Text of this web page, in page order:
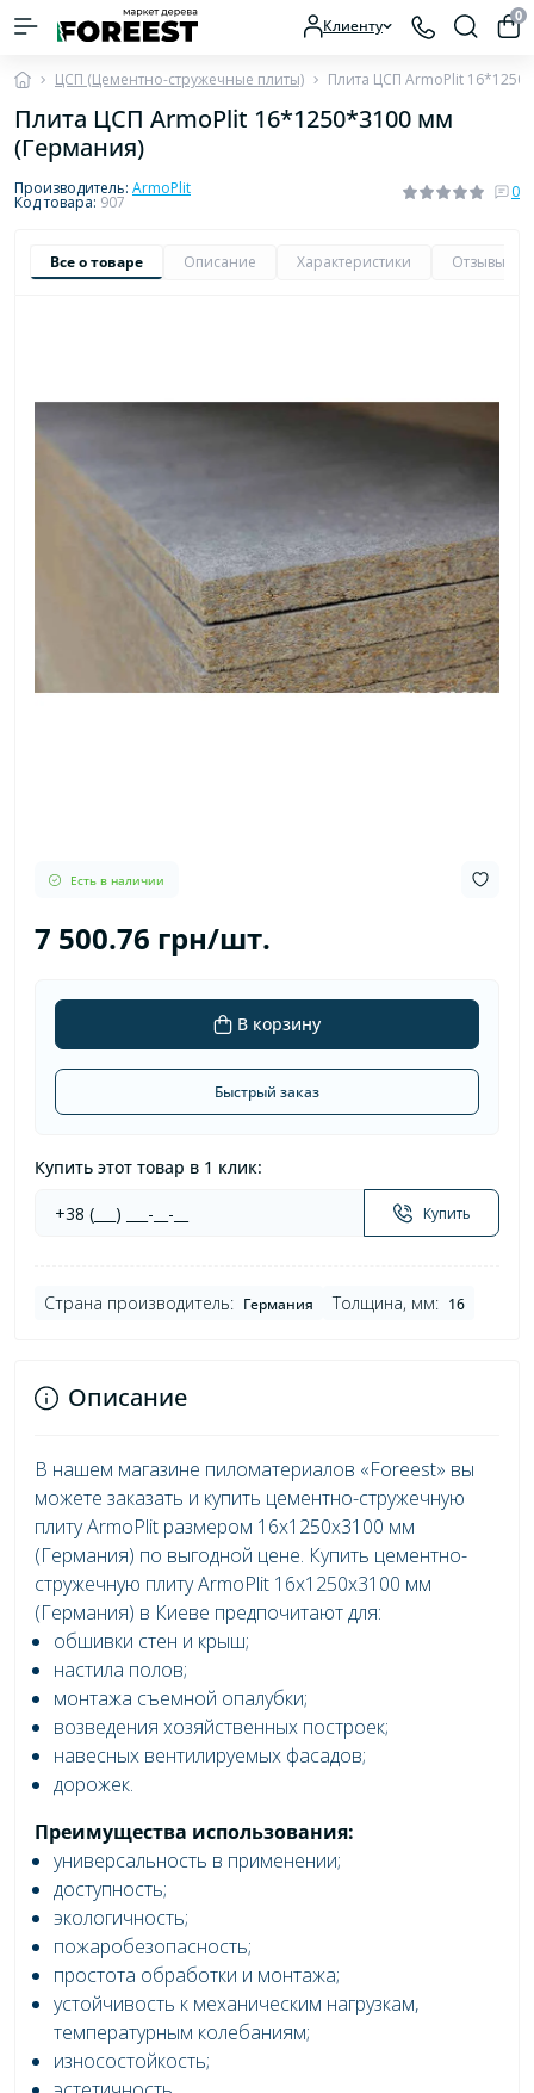
Клиенту 0
ЦСП (Цементно-стружечные плиты) Плита ЦСП ArmoPlit
Плита ЦСП ArmoPlit 16*1250*3100 мм
(Германия)
Производитель: ArmoPlit
Код товара: 907
0
Все о товаре Описание Характеристики Отзывы
Есть в наличии
7 500.76 грн/шт.
В корзину
Быстрый заказ
Купить этот товар в 1 клик:
Купить
Страна производитель: Германия Толщина, мм: 16
Описание
В нашем магазине пиломатериалов «Foreest» вы
можете заказать и купить цементно-стружечную
плиту ArmoPlit размером 16x1250x3100 мм
(Германия) по выгодной цене. Купить цементно-
стружечную плиту ArmoPlit 16x1250x3100 мм
(Германия) в Киеве предпочитают для:
обшивки стен и крыш;
настила полов;
монтажа съемной опалубки;
возведения хозяйственных построек;
навесных вентилируемых фасадов;
дорожек.
Преимущества использования:
универсальность в применении;
доступность;
экологичность;
пожаробезопасность;
простота обработки и монтажа;
устойчивость к механическим нагрузкам,
температурным колебаниям;
износостойкость;